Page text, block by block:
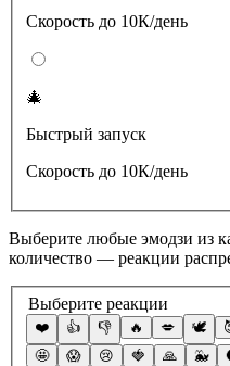
Скорость до 10К/день
🎄
Быстрый запуск
Скорость до 10К/день
Выберите любые эмодзи из
количество — реакции
Выберите реакции
❤️ 👍 👎 🔥 💋 🕊
🤩
😱 😢 🍓 🙏 🐳